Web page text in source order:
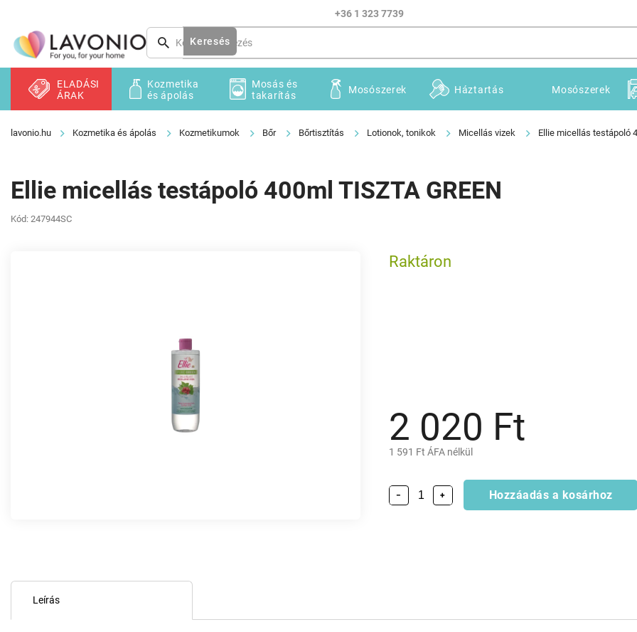
tartalomhoz
+36 1 323 7739
Keresés
ELADÁSI
ÁRAK
Kozmetika
és ápolás
Mosás és
takarítás
Mosószerek Háztartás Mosószerek
Kozmetika és ápolás Kozmetikumok Bőr Bőrtisztítás Lotionok, tonikok Micellás vizek Ellie micellás testápoló
Ellie micellás testápoló 400ml TISZTA GREEN
Kód: 247944SC
2 020 Ft
1 591 Ft ÁFA nélkül
Raktáron
+
− Hozzáadás a kosárhoz
Leírás